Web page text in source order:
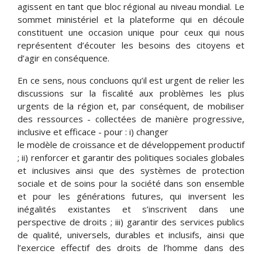
agissent en tant que bloc régional au niveau mondial. Le
sommet ministériel et la plateforme qui en découle
constituent une occasion unique pour ceux qui nous
représentent d’écouter les besoins des citoyens et
d’agir en conséquence.
En ce sens, nous concluons qu’il est urgent de relier les
discussions sur la fiscalité aux problèmes les plus
urgents de la région et, par conséquent, de mobiliser
des ressources - collectées de manière progressive,
inclusive et efficace - pour : i) changer
le modèle de croissance et de développement productif
; ii) renforcer et garantir des politiques sociales globales
et inclusives ainsi que des systèmes de protection
sociale et de soins pour la société dans son ensemble
et pour les générations futures, qui inversent les
inégalités existantes et s’inscrivent dans une
perspective de droits ; iii) garantir des services publics
de qualité, universels, durables et inclusifs, ainsi que
l’exercice effectif des droits de l’homme dans des